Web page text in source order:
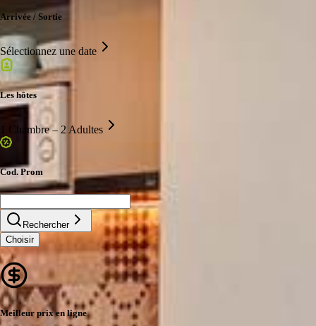
Arrivée / Sortie
Sélectionnez une date
Les hôtes
1 Chambre – 2 Adultes
Cod. Prom
Rechercher
Choisir
Meilleur prix en ligne